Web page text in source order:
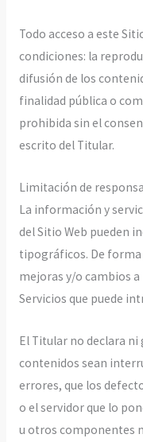
Todo acceso a este
condiciones: la
difusión de los
finalidad pública o
prohibida sin el
escrito del Titular.
Limitación de
La información y
del Sitio Web pueden
tipográficos. De
mejoras y/o cambios
Servicios que puede
El Titular no declara
contenidos sean
errores, que los
o el servidor que lo
u otros componentes